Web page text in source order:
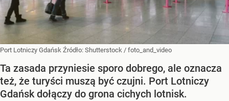
Port Lotniczy Gdańsk Źródło: Shutterstock / foto_and_video
Ta zasada przyniesie sporo dobrego, ale oznacza
też, że turyści muszą być czujni. Port Lotniczy
Gdańsk dołączy do grona cichych lotnisk.